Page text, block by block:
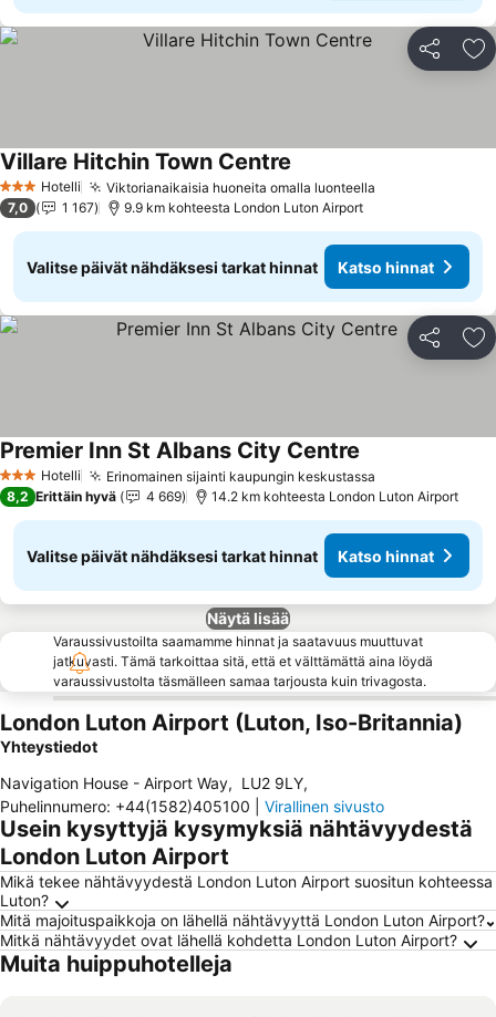
Jaa
3 Tähtiluokitus
Hotelli Viktorianaikaisia huoneita omalla luonteella
Villare Hitchin Town Centre
7,0 1 167 9.9 km kohteesta London Luton Airport
Valitse päivät nähdäksesi tarkat hinnat Katso hinnat
Jaa
3 Tähtiluokitus
Hotelli Erinomainen sijainti kaupungin keskustassa
Premier Inn St Albans City Centre
8,2 Erittäin hyvä 4 669 14.2 km kohteesta London Luton Airport
Valitse päivät nähdäksesi tarkat hinnat Katso hinnat
Näytä lisää
Varaussivustoilta saamamme hinnat ja saatavuus muuttuvat
jatkuvasti. Tämä tarkoittaa sitä, että et välttämättä aina löydä
varaussivustolta täsmälleen samaa tarjousta kuin trivagosta.
London Luton Airport (Luton, Iso-Britannia)
Yhteystiedot
Navigation House - Airport Way, LU2 9LY,
Puhelinnumero: +44(1582)405100 Virallinen sivusto
Usein kysyttyjä kysymyksiä nähtävyydestä
London Luton Airport
Mikä tekee nähtävyydestä London Luton Airport suositun kohteessa
Luton?
Mitä majoituspaikkoja on lähellä nähtävyyttä London Luton Airport?
Mitkä nähtävyydet ovat lähellä kohdetta London Luton Airport?
Muita huippuhotelleja